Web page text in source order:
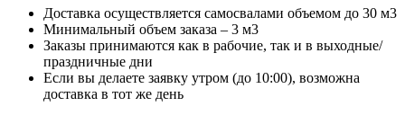
Доставка осуществляется самосвалами объемом до 30 м3
Минимальный объем заказа – 3 м3
Заказы принимаются как в рабочие, так и в выходные/
праздничные дни
Если вы делаете заявку утром (до 10:00), возможна
доставка в тот же день